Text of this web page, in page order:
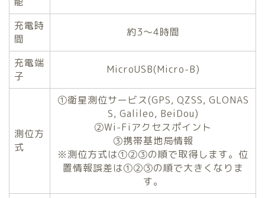
充電時
間
約3～4時間
充電端
子
MicroUSB(Micro-B)
測位方
式
①衛星測位サービス(GPS, QZSS, GLONAS
S, Galileo, BeiDou)
②Wi-Fiアクセスポイント
③携帯基地局情報
※測位方式は①②③の順で取得します。位
置情報誤差は①②③の順で大きくなりま
す。